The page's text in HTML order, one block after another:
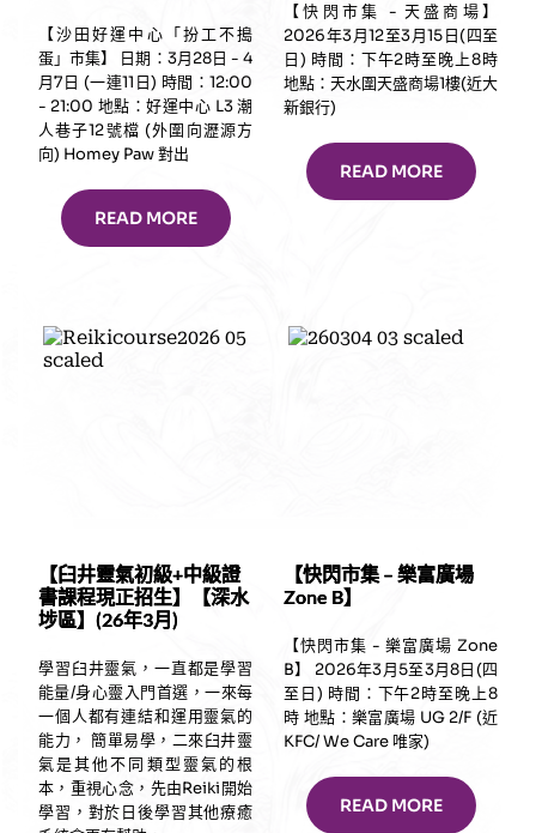
【沙田好運中心「扮工不搗
蛋」市集】 日期：3月28日 - 4
月7日 (一連11日) 時間：12:00
- 21:00 地點：好運中心 L3 潮
人巷子12號檔 (外圍向瀝源方
向) Homey Paw 對出
READ MORE
【快閃市集 - 天盛商場】
2026年3月12至3月15日(四至
日) 時間：下午2時至晚上8時
地點：天水圍天盛商場1樓(近大
新銀行)
READ MORE
【臼井靈氣初級+中級證
書課程現正招生】【深水
埗區】(26年3月)
學習臼井靈氣，一直都是學習
能量/身心靈入門首選，一來每
一個人都有連結和運用靈氣的
能力， 簡單易學，二來臼井靈
氣是其他不同類型靈氣的根
本，重視心念，先由Reiki開始
學習，對於日後學習其他療癒
【快閃市集 – 樂富廣場
Zone B】
【快閃市集 - 樂富廣場 Zone
B】 2026年3月5至3月8日(四
至日) 時間：下午2時至晚上8
時 地點：樂富廣場 UG 2/F (近
KFC/ We Care 唯家)
READ MORE